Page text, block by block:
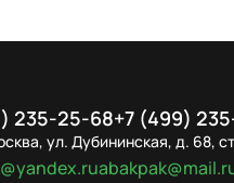
235-25-68+7 (499)
ул. Дубининская, д. 68,